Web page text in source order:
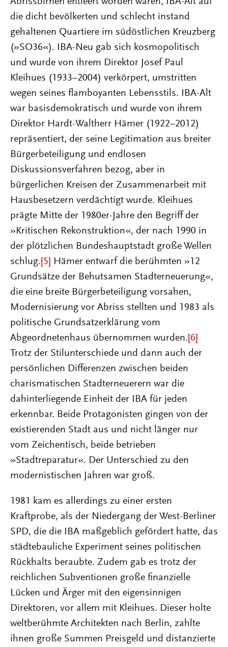
die dicht bevölkerten und schlecht instand
gehaltenen Quartiere im südöstlichen Kreuzberg
(»SO36«). IBA-Neu gab sich kosmopolitisch
und wurde von ihrem Direktor Josef Paul
Kleihues (1933–2004) verkörpert, umstritten
wegen seines flamboyanten Lebensstils. IBA-Alt
war basisdemokratisch und wurde von ihrem
Direktor Hardt-Waltherr Hämer (1922–2012)
repräsentiert, der seine Legitimation aus breiter
Bürgerbeteiligung und endlosen
Diskussionsverfahren bezog, aber in
bürgerlichen Kreisen der Zusammenarbeit mit
Hausbesetzern verdächtigt wurde. Kleihues
prägte Mitte der 1980er-Jahre den Begriff der
»Kritischen Rekonstruktion«, der nach 1990 in
der plötzlichen Bundeshauptstadt große Wellen
schlug. [5]
Hämer entwarf die berühmten »12
Grundsätze der Behutsamen Stadterneuerung«,
die eine breite Bürgerbeteiligung vorsahen,
Modernisierung vor Abriss stellten und 1983 als
politische Grundsatzerklärung vom
Abgeordnetenhaus übernommen wurden. [6]
Trotz der Stilunterschiede und dann auch der
persönlichen Differenzen zwischen beiden
charismatischen Stadterneuerern war die
dahinterliegende Einheit der IBA für jeden
erkennbar. Beide Protagonisten gingen von der
existierenden Stadt aus und nicht länger nur
vom Zeichentisch, beide betrieben
»Stadtreparatur«. Der Unterschied zu den
modernistischen Jahren war groß.
1981 kam es allerdings zu einer ersten
Kraftprobe, als der Niedergang der West-Berliner
SPD, die die IBA maßgeblich gefördert hatte, das
städtebauliche Experiment seines politischen
Rückhalts beraubte. Zudem gab es trotz der
reichlichen Subventionen große finanzielle
Lücken und Ärger mit den eigensinnigen
Direktoren, vor allem mit Kleihues. Dieser holte
weltberühmte Architekten nach Berlin, zahlte
ihnen große Summen Preisgeld und distanzierte